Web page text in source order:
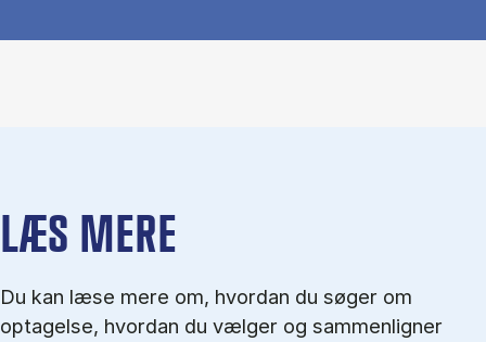
LÆS MERE
Du kan læse mere om, hvordan du søger om
optagelse, hvordan du vælger og sammenligner